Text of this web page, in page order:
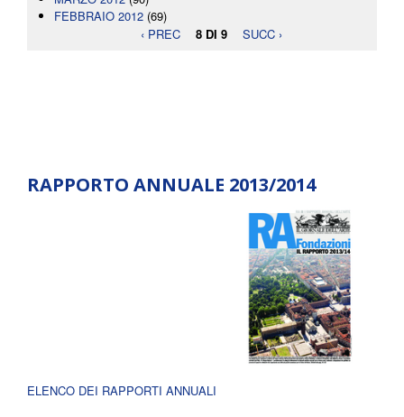
FEBBRAIO 2012 (69)
‹ PREC
8 DI 9 SUCC ›
RAPPORTO ANNUALE 2013/2014
ELENCO DEI RAPPORTI ANNUALI